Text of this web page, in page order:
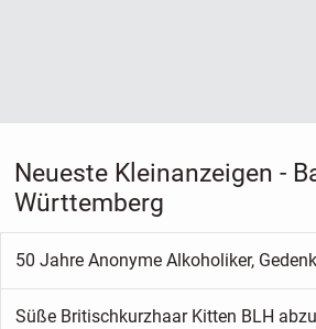
Neueste Kleinanzeigen -
Württemberg
Süße Britischkurzhaar Kitten BLH